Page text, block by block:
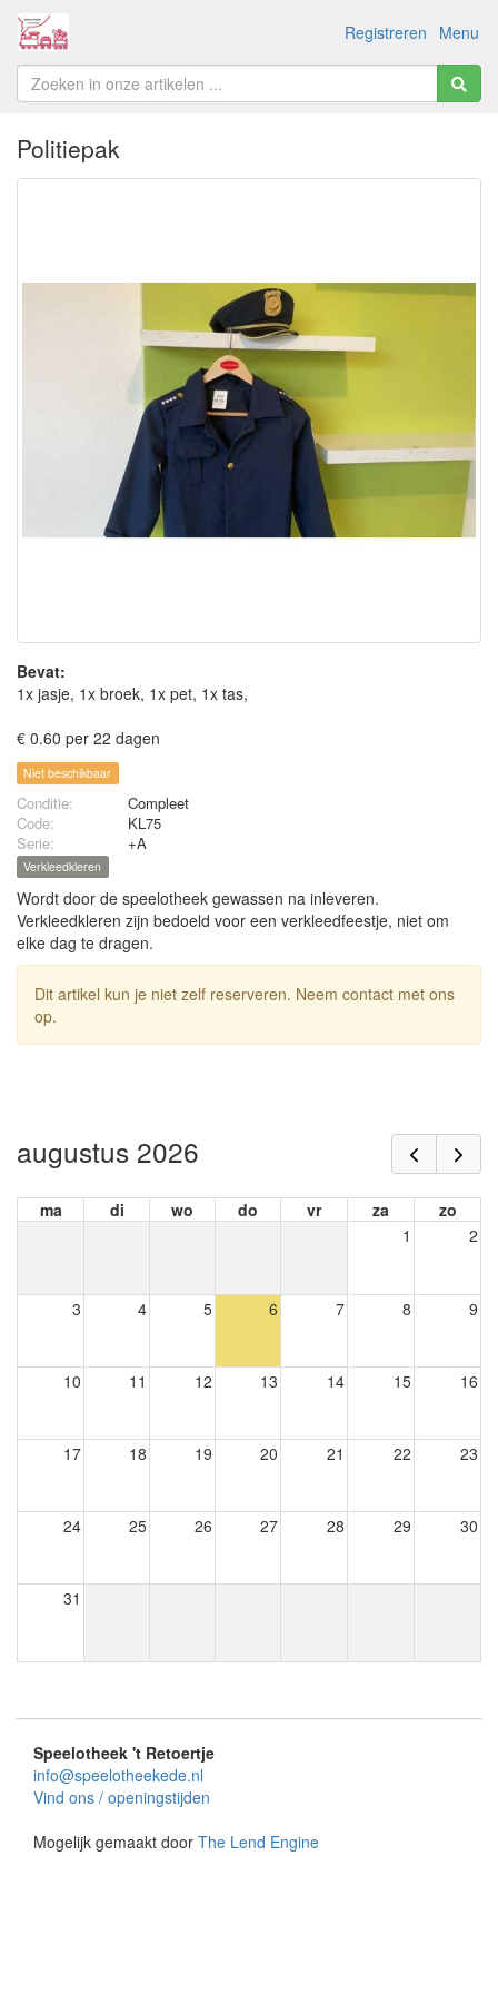
Menu
Registreren
Politiepak
Bevat:
1x jasje, 1x broek, 1x pet, 1x tas,
€ 0.60 per 22 dagen
Niet beschikbaar
Conditie:
Compleet
Code:
KL75
Serie:
+A
Verkleedkleren
Wordt door de speelotheek gewassen na inleveren.
Verkleedkleren zijn bedoeld voor een verkleedfeestje, niet om
elke dag te dragen.
Dit artikel kun je niet zelf reserveren. Neem contact met ons
op.
augustus 2026
ma di wo do vr za
zo
1
2
3 4 5 6 7 8 9
10 11 12 13 14 15 16
17 18 19 20 21 22 23
24 25 26 27 28 29 30
31
Speelotheek 't Retoertje
info@speelotheekede.nl
Vind ons / openingstijden
Mogelijk gemaakt door The Lend Engine